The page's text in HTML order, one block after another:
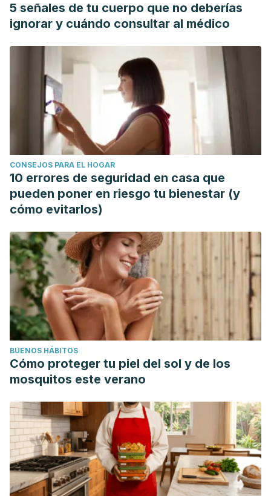
5 señales de tu cuerpo que no deberías
ignorar y cuándo consultar al médico
CONSEJOS PARA EL HOGAR
10 errores de seguridad en casa que
pueden poner en riesgo tu bienestar (y
cómo evitarlos)
BUENOS HÁBITOS
Cómo proteger tu piel del sol y de los
mosquitos este verano